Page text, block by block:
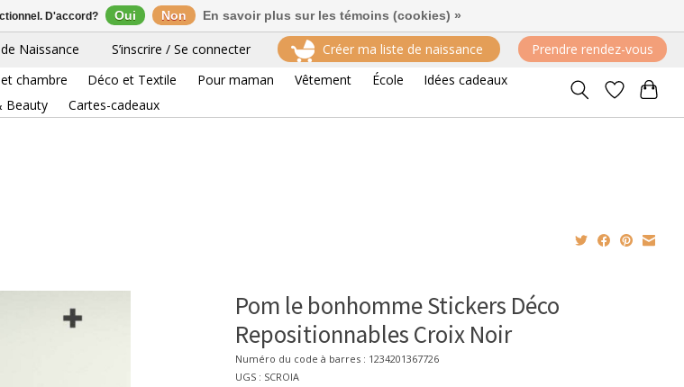
Naissance S’inscrire / Se connecter Créer ma liste de naissance
Prendre rendez-vous
chambre Déco et Textile Pour maman Vêtement École
Idées cadeaux
Beauty
Cartes-cadeaux
Pom le bonhomme Stickers Déco
Repositionnables Croix Noir
Numéro du code à barres : 1234201367726
UGS : SCROIA
D'accord? Oui Non En savoir plus sur les témoins (cookies) »